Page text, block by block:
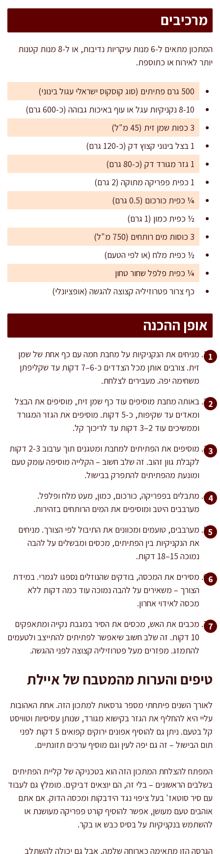
מרכיבים
המתכון מתאים ל-6 מנות עיקריות נדיבות, או ל-8 מנות קטנות
יותר לאירוח או כתוספת.
500 גרם פתיתים (סוג קוסקוס ישראלי עגול בינוני)
8-10 נקניקיות עגל או עוף באיכות גבוהה (כ-600 גרם)
3 כפות שמן זית (45 מ"ל)
1 בצל בינוני קצוץ דק (כ-120 גרם)
1 גזר מגורד דק (כ-80 גרם)
1 כפית פפריקה מתוקה (2 גרם)
¼ כפית כורכום (0.5 גרם)
½ כפית כמון (1 גרם)
3 כוסות מים רותחים (750 מ"ל)
½ כפית מלח (או לפי הטעם)
¼ כפית פלפל שחור טחון
כף צרור פטרוזיליה קצוצה להגשה (אופציונלי)
אופן ההכנה
מניחים את הנקניקיות על מחבת חמה עם כף אחת של שמן
זית. צורבים אותן מכל הצדדים כ-6–7 דקות עד שקליפתן
משחימה יפה. מעבירים לצלחת.
באותה מחבת מוסיפים עוד כף שמן זית, מוסיפים את הבצל
ומאדים עד שקיפות, כ-5 דקות. מוסיפים את הגזר המגורד
וממשיכים עוד 2–3 דקות עד לריכוך קל.
מוסיפים את הפתיתים למחבת ומטגנים תוך ערבוב 2-3 דקות
לקבלת גוון זהוב. זה שלב חשוב – הקלייה מוסיפה עומק טעם
ומונעת מהפתיתים להתפרק בבישול.
מתבלים בפפריקה, כורכום, כמון, מעט מלח ופלפל.
מערבבים היטב ומוסיפים את המים הרותחים בזהירות.
מערבבים, טועמים ומכוונים את התיבול לפי הצורך. מניחים
את הנקניקיות בין הפתיתים, מכסים ומבשלים על להבה
נמוכה 15–18 דקות.
מסירים את המכסה, בודקים שהנוזלים נספגו לגמרי. במידת
הצורך – משאירים על להבה נמוכה עוד כמה דקות ללא
מכסה לאידוי אחרון.
מכבים את האש, מכסים את הסיר במגבת נקייה ומתאפקים
10 דקות. זה שלב חשוב שיאפשר לפתיתים להתייצב ולטעמים
להתמזג. מפזרים מעל פטרוזיליה קצוצה לפני ההגשה.
טיפים והערות מהמטבח של איילת
לאורך השנים פיתחתי מספר גרסאות למתכון הזה. אחת האהובות
עליי היא להחליף את הגזר בקישוא מגורד, שנותן עסיסיות וטוויסט
קל בטעם. ניתן גם להוסיף אפונים ירוקים קפואים 5 דקות לפני
תום הבישול – זה גם יפה לעין וגם מוסיף ערכים תזונתיים.
המפתח להצלחת המתכון הזה הוא בטכניקה של קליית הפתיתים
בשלבים הראשונים – בלי זה, הם יוצאים דביקים. מומלץ גם לעבוד
עם סיר סוטאז' בעל ציפוי נגד הידבקות ומכסה הדוק. אם אתם
אוהבים טעם מעושן, אפשר להוסיף קורט פפריקה מעושנת או
להשתמש בנקניקיות על בסיס כבש או בקר.
הגרסה הזו מתאימה כארוחה שלמה, אבל גם יכולה להשתלב